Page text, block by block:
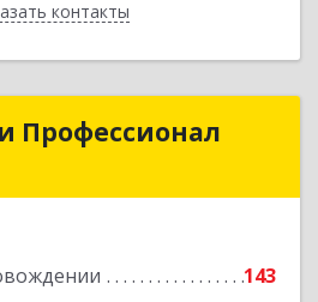
контакты
Назад
Профессионал
143
Профессионал
Подробнее